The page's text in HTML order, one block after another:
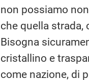
non possiamo
che quella strada,
Bisogna
cristallino e
come nazione, di